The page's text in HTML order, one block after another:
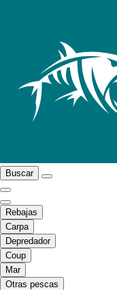
Buscar
Rebajas
Carpa
Depredador
Coup
Mar
Otras pescas